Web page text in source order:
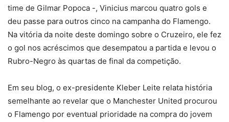
time de Gilmar Popoca -, Vinicius marcou quatro gols e
deu passe para outros cinco na campanha do Flamengo.
Na vitória da noite deste domingo sobre o Cruzeiro, ele fez
o gol nos acréscimos que desempatou a partida e levou o
Rubro-Negro às quartas de final da competição.
Em seu blog, o ex-presidente Kleber Leite relata história
semelhante ao revelar que o Manchester United procurou
o Flamengo por eventual prioridade na compra do jovem